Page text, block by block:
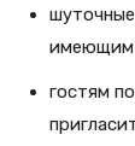
имеющим
гостям